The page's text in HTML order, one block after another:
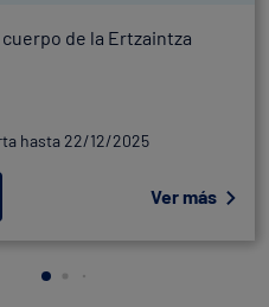
cuerpo de la Ertzaintza
hasta 22/12/2025
Ver más